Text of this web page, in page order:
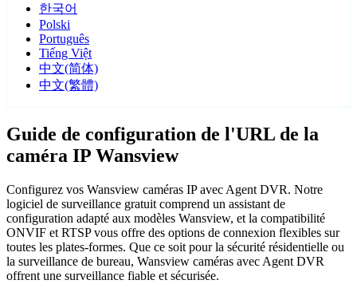
한국어
Polski
Português
Tiếng Việt
中文(简体)
中文(繁體)
Guide de configuration de l'URL de la
caméra IP Wansview
Configurez vos Wansview caméras IP avec Agent DVR. Notre
logiciel de surveillance gratuit comprend un assistant de
configuration adapté aux modèles Wansview, et la compatibilité
ONVIF et RTSP vous offre des options de connexion flexibles sur
toutes les plates-formes. Que ce soit pour la sécurité résidentielle ou
la surveillance de bureau, Wansview caméras avec Agent DVR
offrent une surveillance fiable et sécurisée.